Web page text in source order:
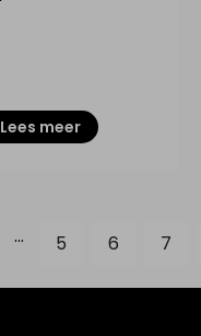
Lees meer
... 5 6 7